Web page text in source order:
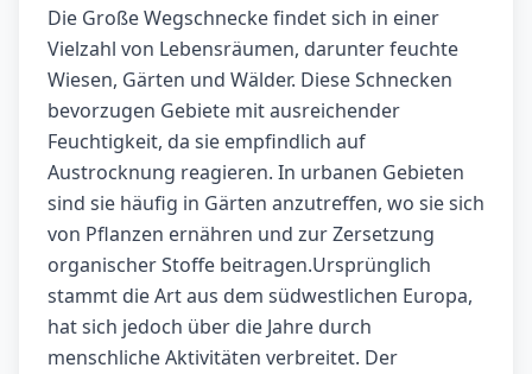
Die Große Wegschnecke findet sich in einer
Vielzahl von Lebensräumen, darunter feuchte
Wiesen, Gärten und Wälder. Diese Schnecken
bevorzugen Gebiete mit ausreichender
Feuchtigkeit, da sie empfindlich auf
Austrocknung reagieren. In urbanen Gebieten
sind sie häufig in Gärten anzutreffen, wo sie sich
von Pflanzen ernähren und zur Zersetzung
organischer Stoffe beitragen.Ursprünglich
stammt die Art aus dem südwestlichen Europa,
hat sich jedoch über die Jahre durch
menschliche Aktivitäten verbreitet. Der